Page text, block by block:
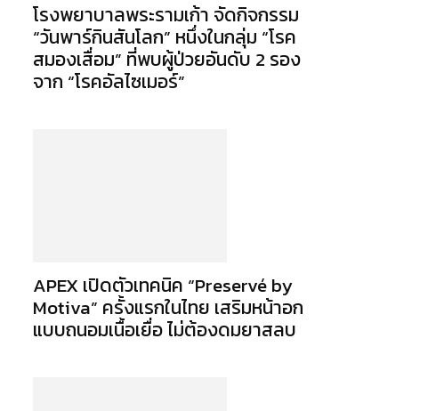
โรงพยาบาลพระรามเก้า จัดกิจกรรม
“วันพาร์กินสันโลก” หนึ่งในกลุ่ม “โรค
สมองเสื่อม” ที่พบผู้ป่วยอันดับ 2 รอง
จาก “โรคอัลไซเมอร์”
APEX เปิดตัวเทคนิค “Preservé by
Motiva” ครั้งแรกในไทย เสริมหน้าอก
แบบถนอมเนื้อเยื่อ ไม่ต้องดมยาสลบ